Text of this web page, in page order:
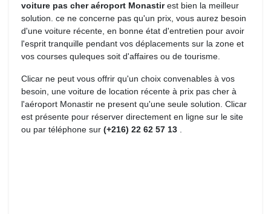
voiture pas cher aéroport Monastirest bien la meilleur
solution. ce ne concerne pas qu'un prix, vous aurez besoin
d'une voiture récente, en bonne état d'entretien pour avoir
l'esprit tranquille pendant vos déplacements sur la zone et
vos courses quleques soit d'affaires ou de tourisme.
Clicar ne peut vous offrir qu'un choix convenables à vos
besoin, une voiture de location récente à prix pas cher à
l'aéroport Monastir ne present qu'une seule solution. Clicar
est présente pour réserver directement en ligne sur le site
ou par téléphone sur (+216) 22 62 57 13